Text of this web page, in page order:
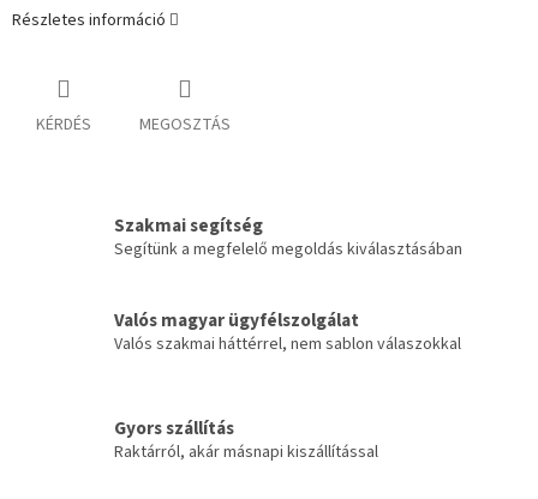
Részletes információ
KÉRDÉS MEGOSZTÁS
Szakmai segítség
Segítünk a megfelelő megoldás kiválasztásában
Valós magyar ügyfélszolgálat
Valós szakmai háttérrel, nem sablon válaszokkal
Gyors szállítás
Raktárról, akár másnapi kiszállítással